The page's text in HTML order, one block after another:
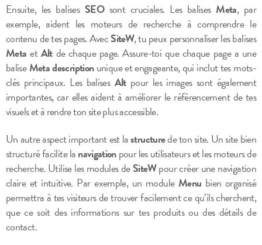
Ensuite, les balises SEOsont cruciales. Les balises Meta, par
exemple, aident les moteurs de recherche à comprendre le
contenu de tes pages. AvecSiteW, tu peux personnaliser les balises
Meta etAltde chaque page. Assure-toi que chaque page a une
baliseMeta descriptionunique et engageante, qui inclut tes mots-
clés principaux. Les balises Altpour les images sont également
importantes, car elles aident à améliorer le référencement de tes
visuels et à rendre ton site plus accessible.
Un autre aspect important est lastructurede ton site. Un site bien
structuré facilite lanavigationpour les utilisateurs et les moteurs de
recherche. Utilise les modules deSiteWpour créer une navigation
claire et intuitive. Par exemple, un module Menu bien organisé
permettra à tes visiteurs de trouver facilement ce qu’ils cherchent,
que ce soit des informations sur tes produits ou des détails de
contact.